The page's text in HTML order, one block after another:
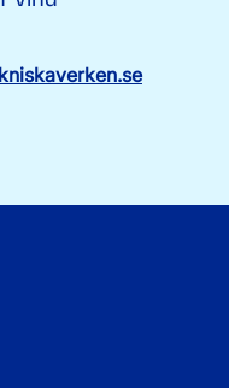
i
att det
plats behöver
början kan vi fatta